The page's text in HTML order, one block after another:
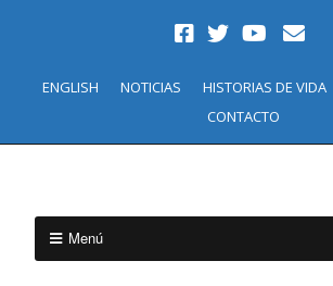
ENGLISH NOTICIAS HISTORIAS DE VIDA
CONTACTO
Menú